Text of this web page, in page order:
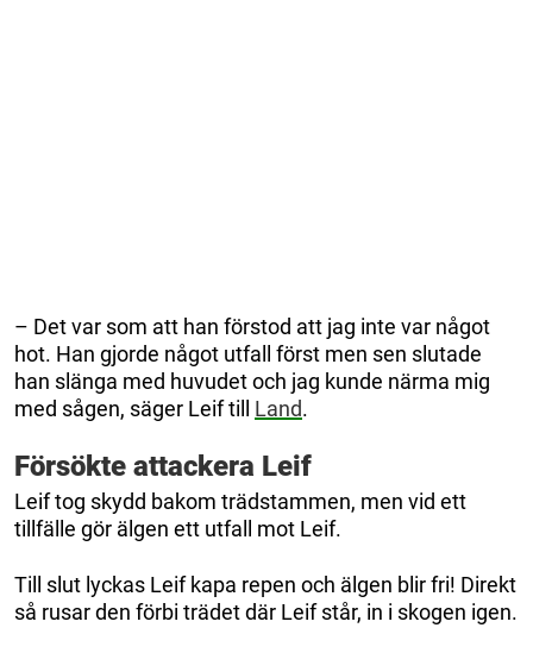
– Det var som att han förstod att jag inte var något
hot. Han gjorde något utfall först men sen slutade
han slänga med huvudet och jag kunde närma mig
med sågen, säger Leif till Land.
Försökte attackera Leif
Leif tog skydd bakom trädstammen, men vid ett
tillfälle gör älgen ett utfall mot Leif.
Till slut lyckas Leif kapa repen och älgen blir fri! Direkt
så rusar den förbi trädet där Leif står, in i skogen igen.